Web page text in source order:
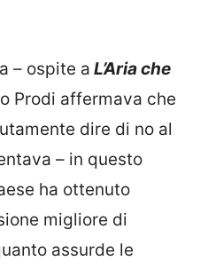
– ospite a L’Aria che
Prodi affermava che
dire di no al
– in questo
ha ottenuto
migliore di
assurde le